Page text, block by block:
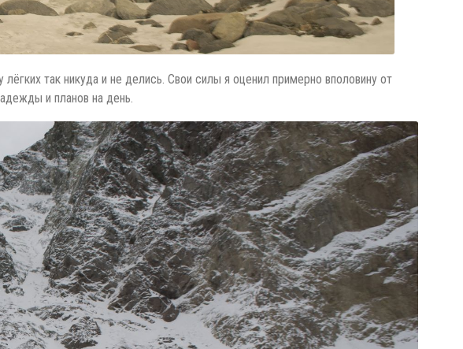
так никуда и не делись. Свои силы я оценил примерно вполовину от
и планов на день.